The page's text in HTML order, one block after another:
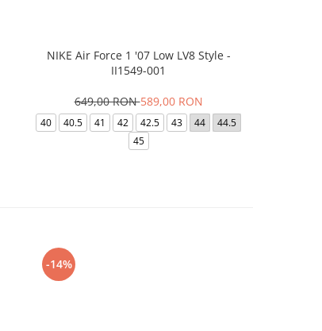
NIKE Air Force 1 '07 Low LV8 Style -
II1549-001
649,00 RON589,00 RON
40 40.5 41 42 42.5 43 44
44.5
45
-14%